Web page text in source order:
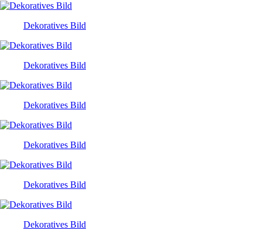
Dekoratives Bild
Dekoratives Bild
Dekoratives Bild
Dekoratives Bild
Dekoratives Bild
Dekoratives Bild